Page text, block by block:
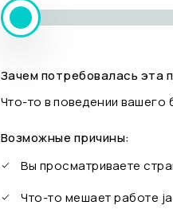
Зачем потребовалась эта
Что-то в поведении вашего
Возможные причины:
Вы просматриваете
Что-то мешает работе